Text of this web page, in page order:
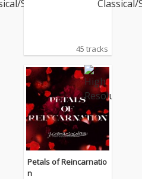
45 tracks
Petals of Reincarnatio
n